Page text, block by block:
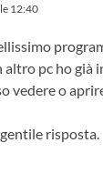
12:40
altro pc ho già
vedere o
risposta.